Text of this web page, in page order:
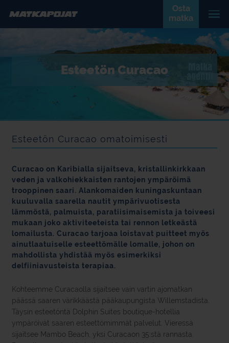
Osta
matka
Esteetön Curacao
Esteetön Curacao omatoimisesti
Curacao on Karibialla sijaitseva, kristallinkirkkaan
veden ja valkohiekkaisten rantojen ympäröimä
trooppinen saari. Alankomaiden kuningaskuntaan
kuuluvalla saarella nautit ympärivuotisesta
lämmöstä, palmuista, paratiisimaisemista ja toiveesi
mukaan joko aktiviteeteista tai rennon letkeästä
lomailusta. Curacao tarjoaa loistavat puitteet myös
ainutlaatuiselle esteettömälle lomalle, johon on
mahdollista yhdistää myös esimerkiksi
delfiiniavusteista terapiaa.
Kohteemme Curacaolla sijaitsee vain vartin ajomatkan
päässä saaren värikkäästä pääkaupungista Willemstadista.
Täysin esteetöntä Dolphin Suites boutique-hotellia
ympäröivät saaren esteettömimmät palvelut. Vieressä
sijaitsee Mambo Beach, yksi Curacaon 35:stä rannasta.